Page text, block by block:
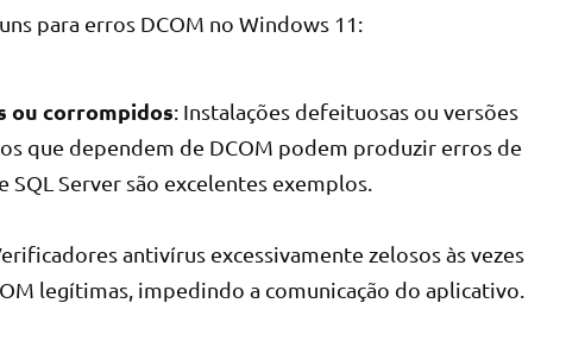
para erros DCOM no Windows 11:
ou corrompidos: Instalações defeituosas ou versões
que dependem de DCOM podem produzir erros de
Server são excelentes exemplos.
antivírus excessivamente zelosos às vezes
legítimas, impedindo a comunicação do aplicativo.